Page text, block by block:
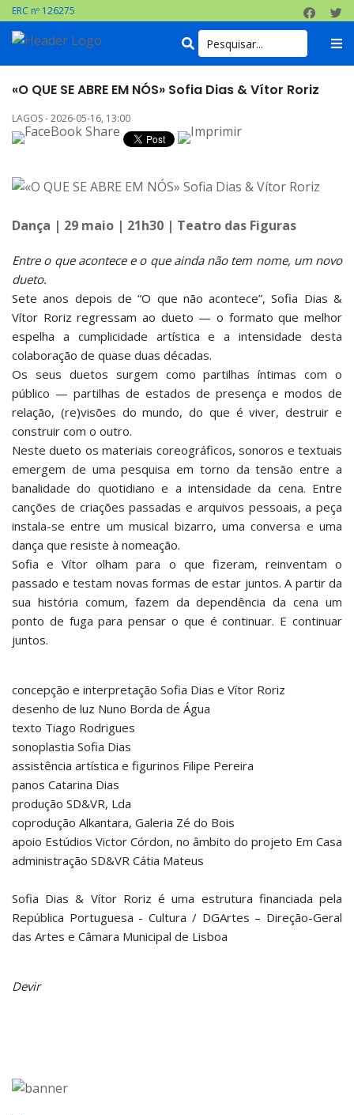
ERC nº 126275
«O QUE SE ABRE EM NÓS» Sofia Dias & Vítor Roriz
LAGOS - 2026-05-16, 13:00
Dança | 29 maio | 21h30 | Teatro das Figuras
Entre o que acontece e o que ainda não tem nome, um novo
dueto.
Sete anos depois de “O que não acontece”, Sofia Dias &
Vítor Roriz regressam ao dueto — o formato que melhor
espelha a cumplicidade artística e a intensidade desta
colaboração de quase duas décadas.
Os seus duetos surgem como partilhas íntimas com o
público — partilhas de estados de presença e modos de
relação, (re)visões do mundo, do que é viver, destruir e
construir com o outro.
Neste dueto os materiais coreográficos, sonoros e textuais
emergem de uma pesquisa em torno da tensão entre a
banalidade do quotidiano e a intensidade da cena. Entre
canções de criações passadas e arquivos pessoais, a peça
instala-se entre um musical bizarro, uma conversa e uma
dança que resiste à nomeação.
Sofia e Vítor olham para o que fizeram, reinventam o
passado e testam novas formas de estar juntos. A partir da
sua história comum, fazem da dependência da cena um
ponto de fuga para pensar o que é continuar. E continuar
juntos.
concepção e interpretação Sofia Dias e Vítor Roriz
desenho de luz Nuno Borda de Água
texto Tiago Rodrigues
sonoplastia Sofia Dias
assistência artística e figurinos Filipe Pereira
panos Catarina Dias
produção SD&VR, Lda
coprodução Alkantara, Galeria Zé do Bois
apoio Estúdios Victor Córdon, no âmbito do projeto Em Casa
administração SD&VR Cátia Mateus
Sofia Dias & Vítor Roriz é uma estrutura financiada pela
República Portuguesa - Cultura / DGArtes – Direção-Geral
das Artes e Câmara Municipal de Lisboa
Devir